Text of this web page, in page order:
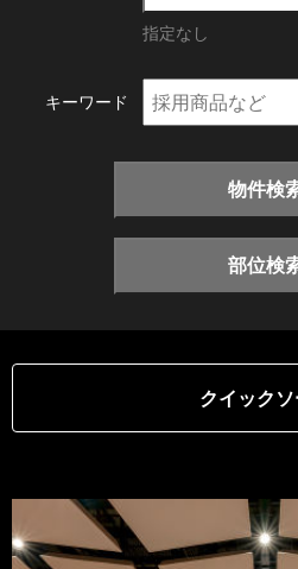
指定なし
キーワード
物件検
部位検
クイックソ